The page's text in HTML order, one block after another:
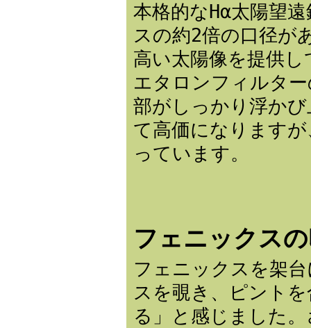
本格的なHα太陽望
スの約2倍の口径が
高い太陽像を提供
エタロンフィルタ
部がしっかり浮か
て高価になります
っています。
フェニックス
フェニックスを架
スを覗き、ピント
る」と感じました